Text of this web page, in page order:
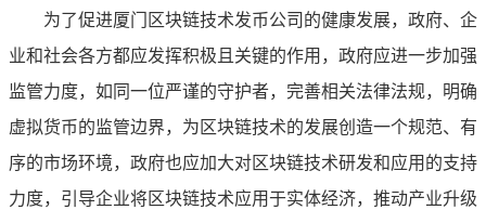
为了促进厦门区块链技术发币公司的健康发展，政府、企
业和社会各方都应发挥积极且关键的作用，政府应进一步加强
监管力度，如同一位严谨的守护者，完善相关法律法规，明确
虚拟货币的监管边界，为区块链技术的发展创造一个规范、有
序的市场环境，政府也应加大对区块链技术研发和应用的支持
力度，引导企业将区块链技术应用于实体经济，推动产业升级